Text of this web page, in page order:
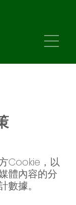
Cookie，以
體內容的分
數據。